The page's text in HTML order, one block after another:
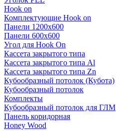
Hook on
Комплектующие Hook on
Панели 1200х600
Панели 600х600
Угол для Hook On
Кассета закрытого типа
Кассета закрытого типа Al
Кассета закрытого типа Zn
Кубообразный потолок (Кубота)
Кубообразный потолок
Комплекты
Кубообразный потолок для ГЛМ
Панель коридорная
Honey Wood